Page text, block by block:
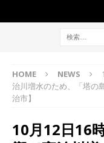
HOME NEWS
治川増水のため、「塔の
治市】
10月12日16